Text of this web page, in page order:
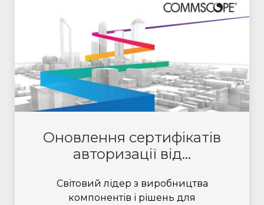
Оновлення сертифікатів
авторизації від...
Світовий лідер з виробництва
компонентів і рішень для